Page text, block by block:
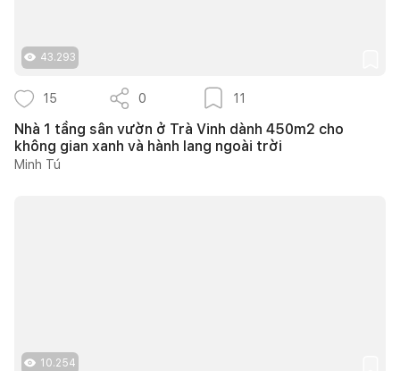
43.293
15 0 11
Nhà 1 tầng sân vườn ở Trà Vinh dành 450m2 cho
không gian xanh và hành lang ngoài trời
Minh Tú
10.254